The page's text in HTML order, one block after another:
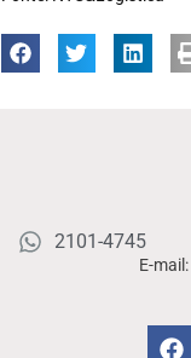
2101-4745
E-mail: